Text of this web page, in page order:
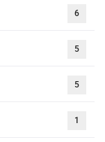
6
5
5
1